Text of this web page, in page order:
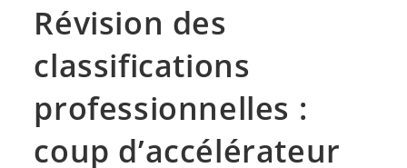
Révision des
classifications
professionnelles :
coup d’accélérateur